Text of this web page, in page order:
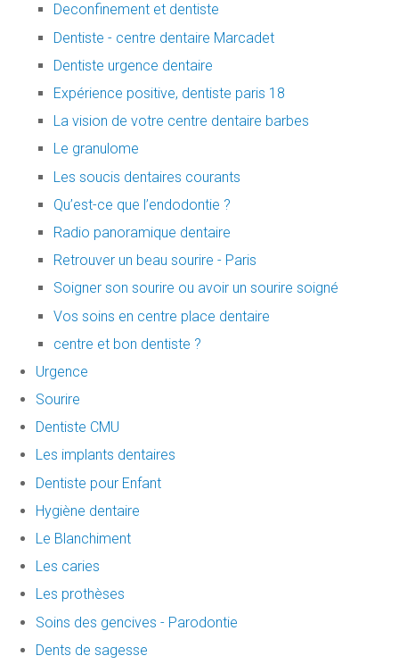
Deconfinement et dentiste
Dentiste - centre dentaire Marcadet
Dentiste urgence dentaire
Expérience positive, dentiste paris 18
La vision de votre centre dentaire barbes
Le granulome
Les soucis dentaires courants
Qu’est-ce que l’endodontie ?
Radio panoramique dentaire
Retrouver un beau sourire - Paris
Soigner son sourire ou avoir un sourire soigné
Vos soins en centre place dentaire
centre et bon dentiste ?
Urgence
Sourire
Dentiste CMU
Les implants dentaires
Dentiste pour Enfant
Hygiène dentaire
Le Blanchiment
Les caries
Les prothèses
Soins des gencives - Parodontie
Dents de sagesse